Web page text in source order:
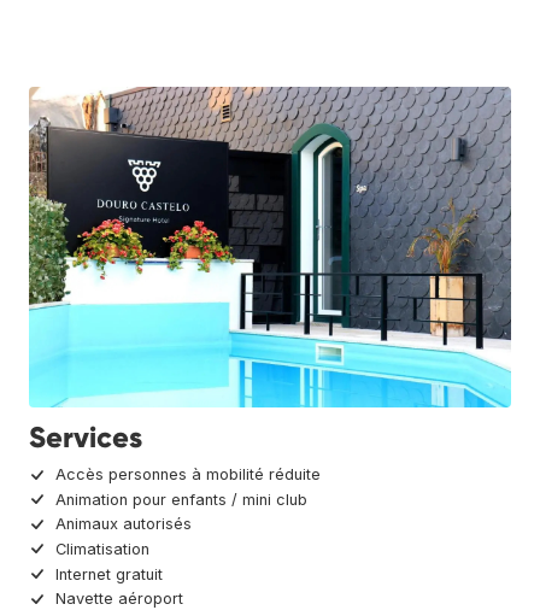
Services
Accès personnes à mobilité réduite
Animation pour enfants / mini club
Animaux autorisés
Climatisation
Internet gratuit
Navette aéroport